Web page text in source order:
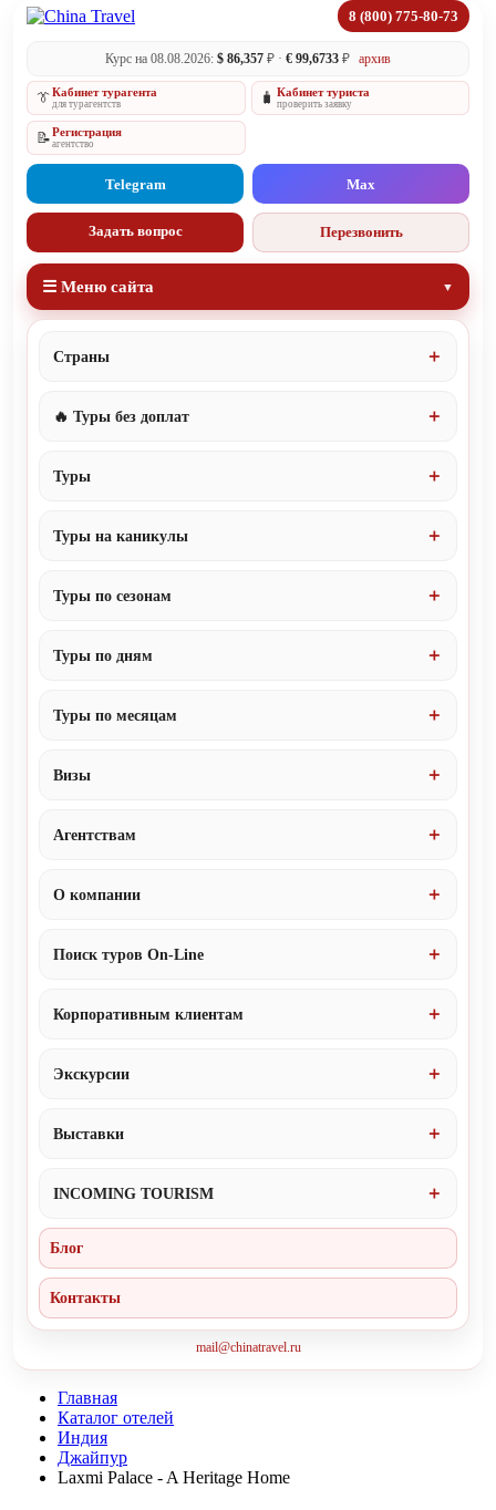
8 (800) 775-80-73
Курс на 08.08.2026: $ 86,357 ₽ · € 99,6733 ₽ архив
👔Кабинет турагента
для турагентств 🧳 Кабинет туриста
проверить заявку
📝Регистрация
агентство
Telegram Max
Задать вопрос Перезвонить
☰ Меню сайта
Страны
🔥 Туры без доплат
Туры
Туры на каникулы
Туры по сезонам
Туры по дням
Туры по месяцам
Визы
Агентствам
О компании
Поиск туров On-Line
Корпоративным клиентам
Экскурсии
Выставки
INCOMING TOURISM
Блог
Контакты
mail@chinatravel.ru
Главная
Каталог отелей
Индия
Джайпур
Laxmi Palace - A Heritage Home